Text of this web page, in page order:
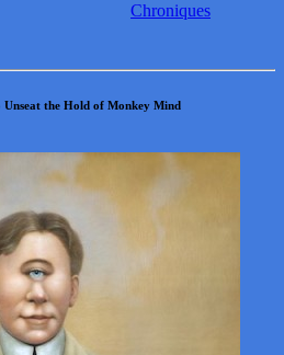
Chroniques
the Hold of Monkey Mind